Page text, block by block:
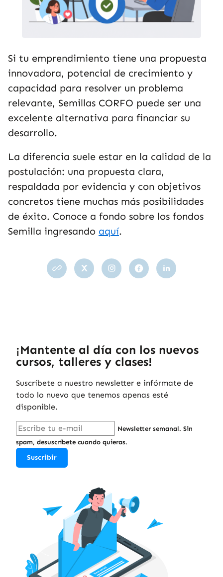
Si tu emprendimiento tiene una propuesta
innovadora, potencial de crecimiento y
capacidad para resolver un problema
relevante, Semillas CORFO puede ser una
excelente alternativa para financiar su
desarrollo.
La diferencia suele estar en la calidad de la
postulación: una propuesta clara,
respaldada por evidencia y con objetivos
concretos tiene muchas más posibilidades
de éxito. Conoce a fondo sobre los fondos
Semilla ingresando aquí.
¡Mantente al día con los nuevos
cursos, talleres y clases!
Suscríbete a nuestro newsletter e infórmate de
todo lo nuevo que tenemos apenas esté
disponible.
Newsletter semanal. Sin
spam, desuscríbete cuando quieras.
Suscribir